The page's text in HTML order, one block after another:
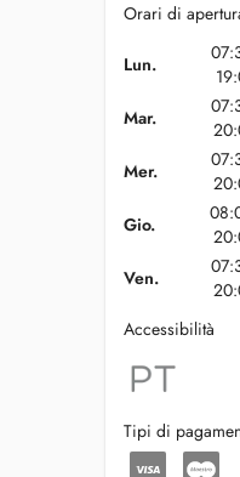
Orari di
Lun.
Mar.
Mer.
Gio.
Ven.
Accessibilità
Tipi di